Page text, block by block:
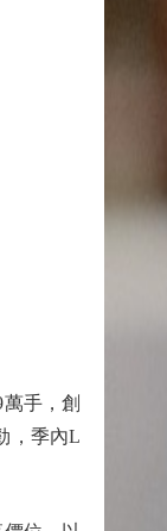
手，創
，季內L